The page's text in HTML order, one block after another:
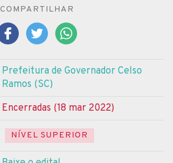
COMPARTILHAR
Prefeitura de Governador Celso
Ramos (SC)
Encerradas (18 mar 2022)
NÍVEL SUPERIOR